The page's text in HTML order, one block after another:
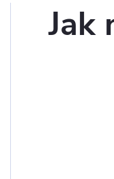
Jak